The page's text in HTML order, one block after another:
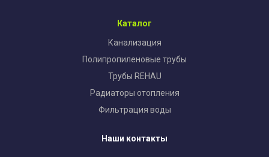
Каталог
Канализация
Полипропиленовые трубы
Трубы REHAU
Радиаторы отопления
Фильтрация воды
Наши контакты